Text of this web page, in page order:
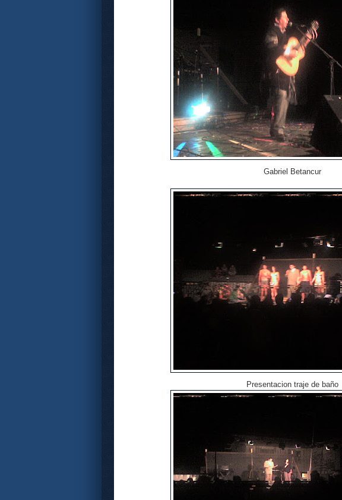
Gabriel Betancur
Presentacion traje de baño